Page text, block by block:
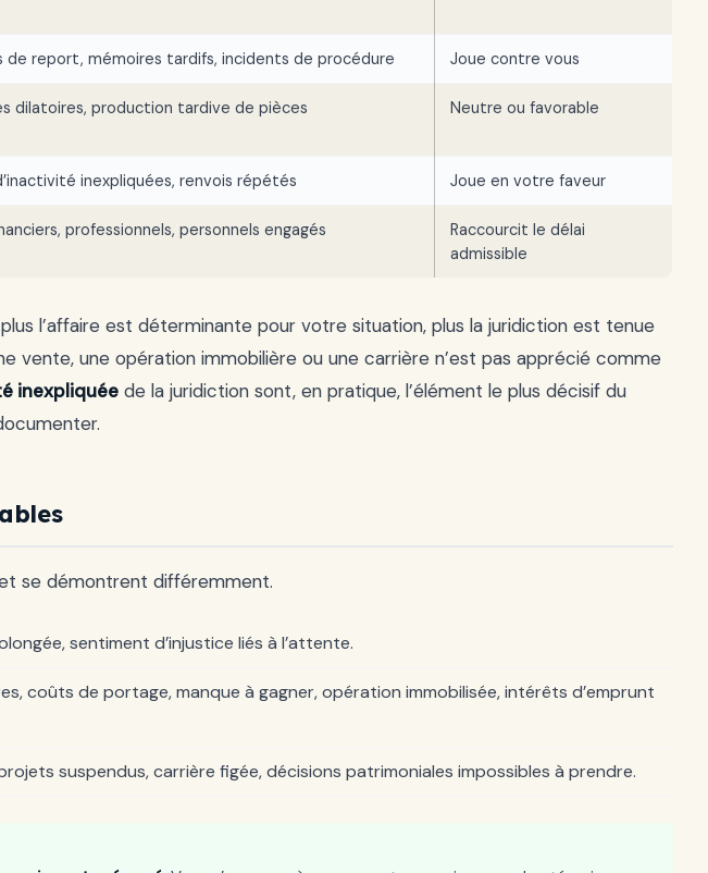
de report, mémoires tardifs, incidents de procédure Joue contre vous
dilatoires, production tardive de pièces Neutre ou favorable
inexpliquées, renvois répétés Joue en votre faveur
professionnels, personnels engagés
Raccourcit le délai
admissible
l’affaire est déterminante pour votre situation, plus la juridiction est tenue
vente, une opération immobilière ou une carrière n’est pas apprécié comme
inexpliquée de la juridiction sont, en pratique, l’élément le plus décisif du
se démontrent différemment.
sentiment d’injustice liés à l’attente.
coûts de portage, manque à gagner, opération immobilisée, intérêts d’emprunt
suspendus, carrière figée, décisions patrimoniales impossibles à prendre.